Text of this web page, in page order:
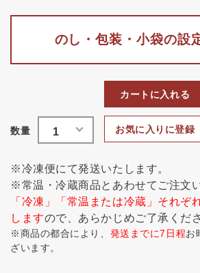
のし・包装・小袋の設
お気に入りに登録
カートに入れる
※冷凍便にて発送いたします。
※常温・冷蔵商品とあわせてご注文
「冷凍」「常温または冷蔵」それぞ
しますので、あらかじめご了承くだ
※商品の都合により、 発送までに7日程お
ざいます。